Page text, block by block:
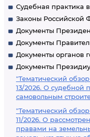
Судебная практика
Законы Российской
Документы
Документы
Документы органов
Документы
"Тематический
13/2026. О судебной
самовольным
"Тематический
11/2026. О
правами на